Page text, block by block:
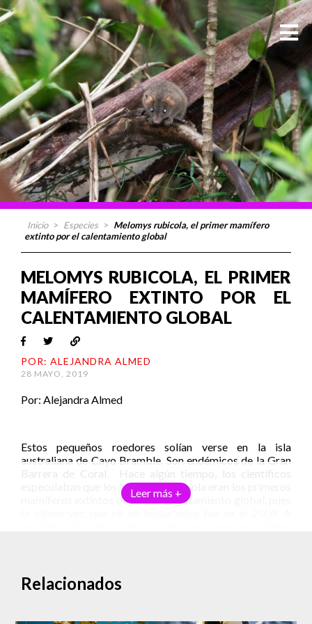
Inicio > Especies > Melomys rubicola, el primer mamífero
extinto por el calentamiento global
Leer más +
MELOMYS RUBICOLA, EL PRIMER
MAMÍFERO EXTINTO POR EL
CALENTAMIENTO GLOBAL
POR: ALEJANDRA ALMED
28 MAYO, 2019
Por: Alejandra Almed
Estos pequeños roedores solían verse en la isla
australiana de Cayo Bramble. Son endémicos de la Gran
Barrera de Coral. Hace algún tiempo, los científicos
especulaban que los Melomys rubicola eran los primeros
mamíferos extintos debido al calentamiento global, pues
Australia, encargada de emitir el comunicado especificó
que esta especie pasaba de la categoría “en peligro de
Relacionados